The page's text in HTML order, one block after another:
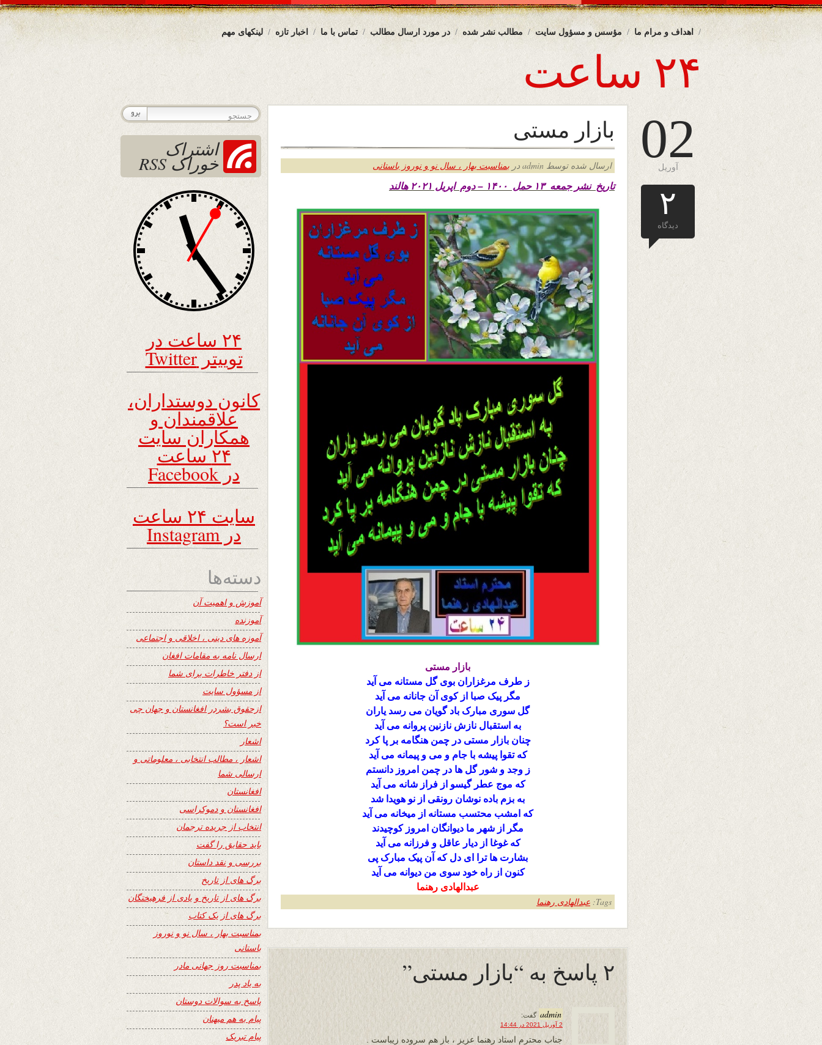
لینکهای مهم اخبار تازه تماس با ما در مورد ارسال مطالب مطالب نشر شده مؤسس و مسؤول سایت اهداف و مرام ما
۲۴ ساعت
02
آوریل
۲
دیدگاه
بازار مستی
ارسال شده توسط admin در بمناسبت بهار ، سال نو و نوروز باستانی
تاریخ نشر جمعه ۱۳ حمل ۱۴۰۰ – دوم اپریل ۲۰۲۱ هالند
بازار مستی
ز طرف مرغزاران بوی گل مستانه می آید
مگر پیک صبا از کوی آن جانانه می آید
گل سوری مبارک باد گویان می رسد یاران
به استقبال نازش نازنین پروانه می آید
چنان بازار مستی در چمن هنگامه بر پا کرد
که تقوا پیشه با جام و می و پیمانه می آید
ز وجد و شور گل ها در چمن امروز دانستم
که موج عطر گیسو از فراز شانه می آید
به بزم باده نوشان رونقی از نو هویدا شد
که امشب محتسب مستانه از میخانه می آید
مگر از شهر ما دیوانگان امروز کوچیدند
که غوغا از دیار عاقل و فرزانه می آید
بشارت ها ترا ای دل که آن پیک مبارک پی
کنون از راه خود سوی من دیوانه می آید
عبدالهادی رهنما
Tags: عبدالهادی رهنما
۲ پاسخ به “بازار مستی”
admin گفت:
2 آوریل 2021 در 14:44
جناب محترم استاد رهنما عزیز ، باز هم سروده زیباست .
اشتراک
خوراک RSS
۲۴ ساعت در
توییتر Twitter
کانون دوستداران،
علاقمندان و
همکاران سایت
۲۴ ساعت
در Facebook
سایت ۲۴ ساعت
در Instagram
دسته‌ها
آموزش و اهمیت آن
آموزنده
آموزه های دینی ، اخلاقی و اجتماعی
ارسال نامه به مقامات افغان
از دفتر خاطرات برای شما
از مسؤول سایت
ازحقوق بشردر افغانستان و جهان چی
خبر است؟
اشعار
اشعار ، مطالب انتخابی ، معلوماتی و
ارسالی شما
افغانستان
افغانستان و دموکراسی
انتخاب از جریده ترجمان
باید حقایق را گفت
بررسی و نقد داستان
برگ های از تاریخ
برگ های از تاریخ و یادی از فرهیختگان
برگ های از یک کتاب
بمناسبت بهار ، سال نو و نوروز
باستانی
بمناسبت روز جهانی مادر
به یاد پدر
پاسخ به سوالات دوستان
پیام به هم میهنان
پیام تبریک